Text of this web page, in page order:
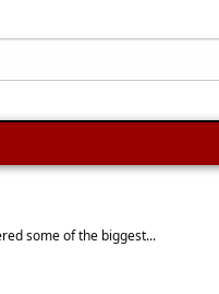
some of the biggest...